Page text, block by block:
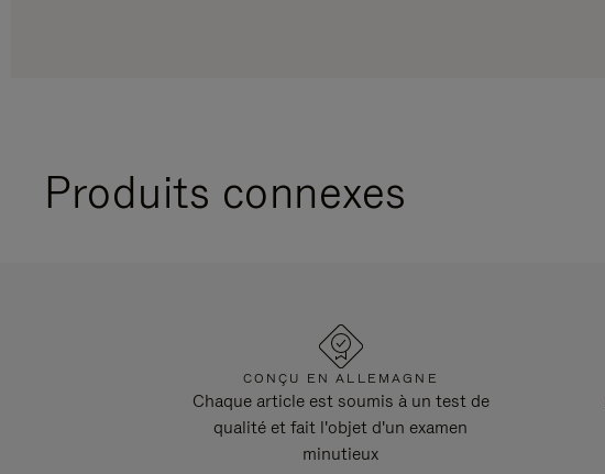
Produits connexes
CONÇU EN ALLEMAGNE
Chaque article est soumis à un test de
qualité et fait l'objet d'un examen
minutieux